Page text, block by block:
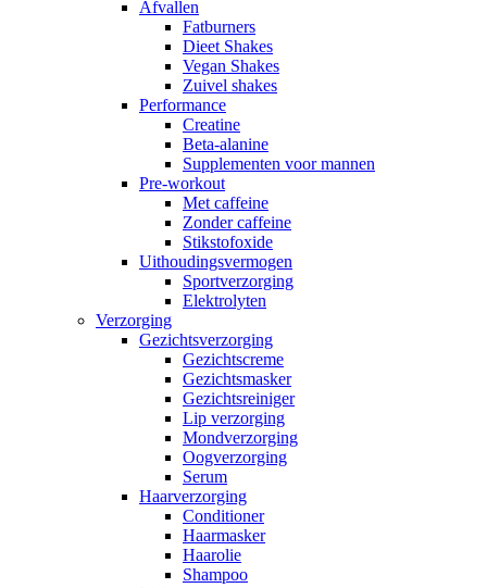
Afvallen
Fatburners
Dieet Shakes
Vegan Shakes
Zuivel shakes
Performance
Creatine
Beta-alanine
Supplementen voor mannen
Pre-workout
Met caffeine
Zonder caffeine
Stikstofoxide
Uithoudingsvermogen
Sportverzorging
Elektrolyten
Verzorging
Gezichtsverzorging
Gezichtscreme
Gezichtsmasker
Gezichtsreiniger
Lip verzorging
Mondverzorging
Oogverzorging
Serum
Haarverzorging
Conditioner
Haarmasker
Haarolie
Shampoo